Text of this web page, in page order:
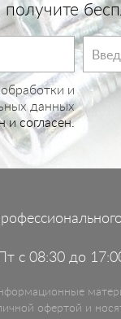
получите
и
данных
и согласен.
с 08:30 до
офертой и